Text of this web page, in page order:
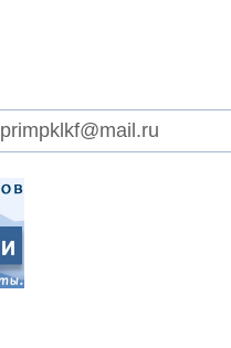
primpklkf@mail.ru